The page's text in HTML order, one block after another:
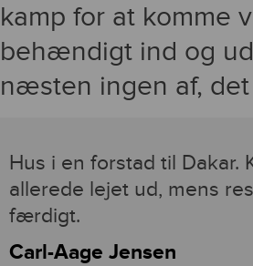
kamp for at komme
behændigt ind og
næsten ingen af,
Hus i en forstad til
allerede lejet ud, mens
færdigt.
Carl-Aage Jensen